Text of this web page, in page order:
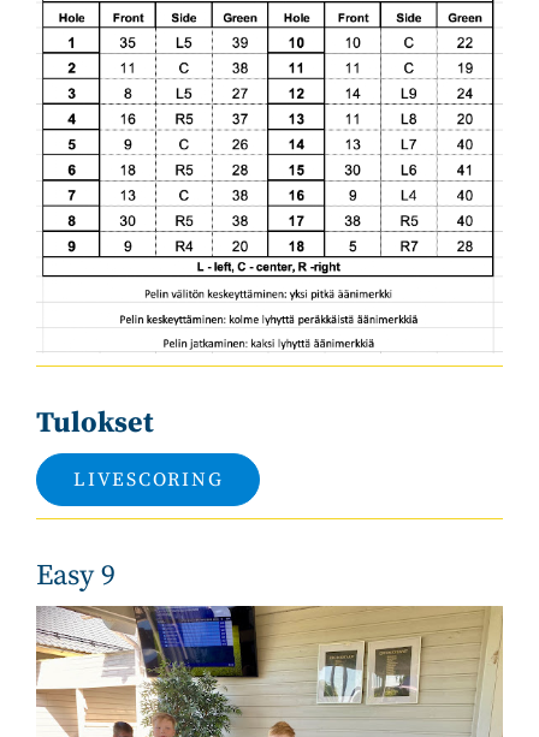
Tulokset
LIVESCORING
Easy 9